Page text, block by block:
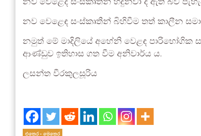
නව වෙළෙද සංස්කෘතින් හදුන්වා දී ඇති බව
නව වෙළෙඳ සංස්කෘතීන් බිහිවීම තත් කාලීන
නමුත් මේ මාදිලියේ අහේනි වෙළඳ පාරිභෝගික
ආණ්ඩුව ඉතිහාස ගත වීම අනිවාර්ය ය.
ලසන්ත වීරකුලසූරිය
එතෙර - මෙතෙර